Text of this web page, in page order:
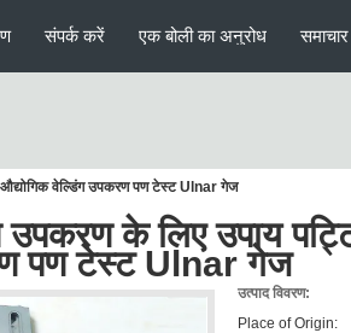
संपर्क करें एक बोली का अनुरोध समाचार
औद्योगिक वेल्डिंग उपकरण पण टेस्ट Ulnar गेज
उपकरण के लिए उपाय
पण टेस्ट Ulnar गेज
उत्पाद विवरण:
Place of Origin: